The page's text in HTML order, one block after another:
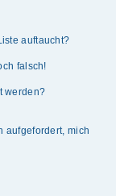
auftaucht?
falsch!
werden?
aufgefordert, mich